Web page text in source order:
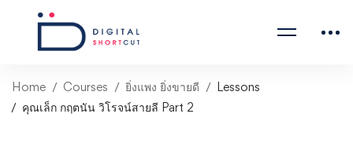
Home Courses ยิ่งแพง ยิ่งขายดี
Lessons
คุณเล็ก กฤตนัน วิโรจน์สายลี Part 2